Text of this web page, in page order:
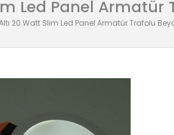
Led Panel Armatür
20 Watt Slim Led Panel Armatür Trafolu